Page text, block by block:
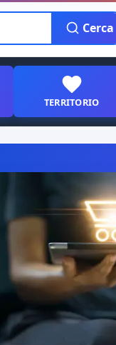
Cerca
TERRITORIO